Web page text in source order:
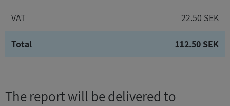
VAT 22.50 SEK
Total 112.50 SEK
The report will be delivered to